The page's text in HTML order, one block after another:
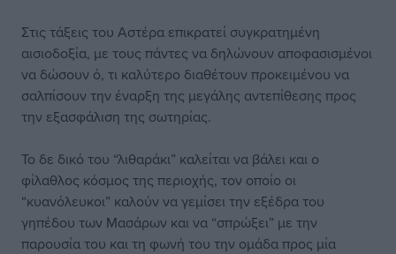
Στις τάξεις του Αστέρα επικρατεί συγκρατημένη
αισιοδοξία, με τους πάντες να δηλώνουν αποφασισμένοι
να δώσουν ό, τι καλύτερο διαθέτουν προκειμένου να
σαλπίσουν την έναρξη της μεγάλης αντεπίθεσης προς
την εξασφάλιση της σωτηρίας.
Το δε δικό του “λιθαράκι” καλείται να βάλει και ο
φίλαθλος κόσμος της περιοχής, τον οποίο οι
“κυανόλευκοι” καλούν να γεμίσει την εξέδρα του
γηπέδου των Μασάρων και να “σπρώξει” με την
παρουσία του και τη φωνή του την ομάδα προς μία